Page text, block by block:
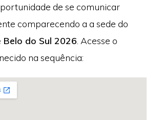
de se comunicar
comparecendo a a sede do
Belo do Sul 2026 . Acesse o
na sequência: